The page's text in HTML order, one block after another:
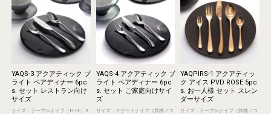
YAQS-3 アクアティック ブ
ライト ペアディナー 6pc
s. セット レストラン向け
サイズ
サイズ：テーブルナイフ（H.H.）2
YAQS-4 アクアティック ブ
ライト ペアディナー 6pc
s. セット ご家庭向けサイ
ズ
サイズ：デザートナイフ（共柄ノコ
YAQPIRS-1 アクアティッ
ク アイス PVD ROSE 5pc
s. お一人様 セット スレン
ダーサイズ
サイズ：テーブルナイフ（共柄ノコ